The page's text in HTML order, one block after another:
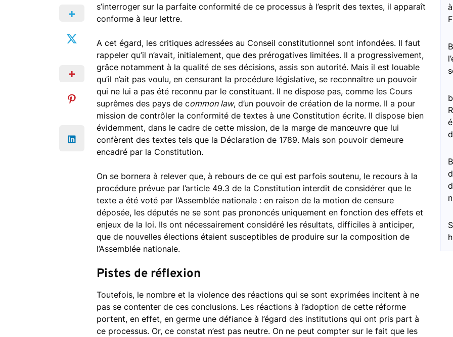
s’interroger sur la parfaite conformité de ce processus à l’esprit des textes, il apparaît
conforme à leur lettre.
A cet égard, les critiques adressées au Conseil constitutionnel sont infondées. Il faut
rappeler qu’il n’avait, initialement, que des prérogatives limitées. Il a progressivement,
grâce notamment à la qualité de ses décisions, assis son autorité. Mais il est louable
qu’il n’ait pas voulu, en censurant la procédure législative, se reconnaître un pouvoir
qui ne lui a pas été reconnu par le constituant. Il ne dispose pas, comme les Cours
suprêmes des pays de common law, d’un pouvoir de création de la norme. Il a pour
mission de contrôler la conformité de textes à une Constitution écrite. Il dispose bien
évidemment, dans le cadre de cette mission, de la marge de manœuvre que lui
confèrent des textes tels que la Déclaration de 1789. Mais son pouvoir demeure
encadré par la Constitution.
On se bornera à relever que, à rebours de ce qui est parfois soutenu, le recours à la
procédure prévue par l’article 49.3 de la Constitution interdit de considérer que le
texte a été voté par l’Assemblée nationale : en raison de la motion de censure
déposée, les députés ne se sont pas prononcés uniquement en fonction des effets et
enjeux de la loi. Ils ont nécessairement considéré les résultats, difficiles à anticiper,
que de nouvelles élections étaient susceptibles de produire sur la composition de
l’Assemblée nationale.
Pistes de réflexion
Toutefois, le nombre et la violence des réactions qui se sont exprimées incitent à ne
pas se contenter de ces conclusions. Les réactions à l’adoption de cette réforme
portent, en effet, en germe une défiance à l’égard des institutions qui ont pris part à
ce processus. Or, ce constat n’est pas neutre. On ne peut compter sur le fait que les